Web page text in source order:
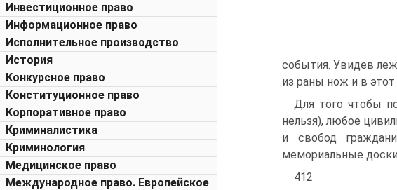
Инвестиционное право
Информационное право
Исполнительное производство
История
Конкурсное право
Конституционное право
Корпоративное право
Криминалистика
Криминология
Медицинское право
Международное право. Европейское
события. Увидев
из раны нож и в
Для того чтобы
нельзя), любое
и свобод
мемориальные
412